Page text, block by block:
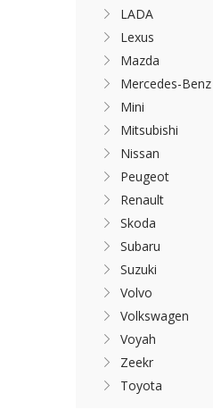
LADA
Lexus
Mazda
Mercedes-Benz
Mini
Mitsubishi
Nissan
Peugeot
Renault
Skoda
Subaru
Suzuki
Volvo
Volkswagen
Voyah
Zeekr
Toyota